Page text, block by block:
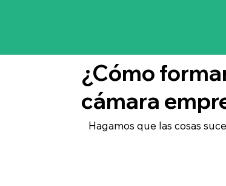
¿Cómo
cámara
Hagamos que las cosas